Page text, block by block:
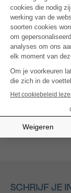
een vzw die
het bezoek
van het
l’Abbaye te
van
gehoorzamen,
SCHRIJF JE